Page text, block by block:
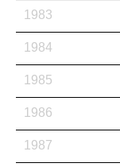
1983
1984
1985
1986
1987